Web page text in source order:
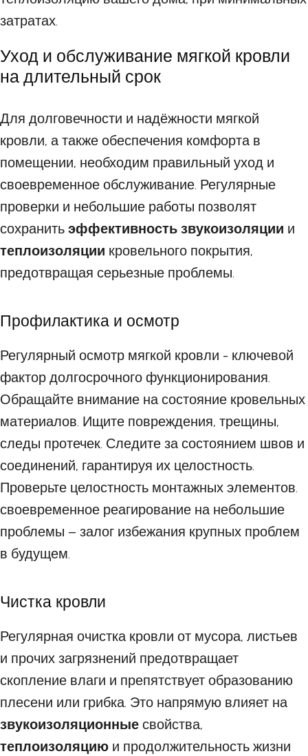
затратах.
Уход и обслуживание мягкой кровли
на длительный срок
Для долговечности и надёжности мягкой
кровли, а также обеспечения комфорта в
помещении, необходим правильный уход и
своевременное обслуживание. Регулярные
проверки и небольшие работы позволят
сохранить эффективность звукоизоляции и
теплоизоляции кровельного покрытия,
предотвращая серьезные проблемы.
Профилактика и осмотр
Регулярный осмотр мягкой кровли - ключевой
фактор долгосрочного функционирования.
Обращайте внимание на состояние кровельных
материалов. Ищите повреждения, трещины,
следы протечек. Следите за состоянием швов и
соединений, гарантируя их целостность.
Проверьте целостность монтажных элементов.
своевременное реагирование на небольшие
проблемы – залог избежания крупных проблем
в будущем.
Чистка кровли
Регулярная очистка кровли от мусора, листьев
и прочих загрязнений предотвращает
скопление влаги и препятствует образованию
плесени или грибка. Это напрямую влияет на
звукоизоляционные свойства,
теплоизоляцию и продолжительность жизни